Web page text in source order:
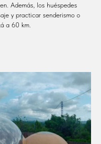
Además, los huéspedes
y practicar senderismo o
a 60 km.